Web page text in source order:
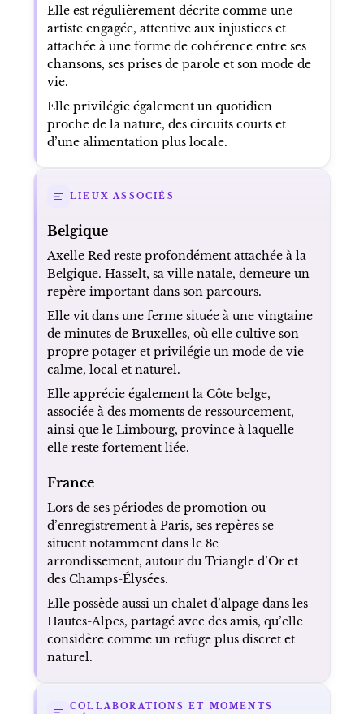
Elle est régulièrement décrite comme une
artiste engagée, attentive aux injustices et
attachée à une forme de cohérence entre ses
chansons, ses prises de parole et son mode de
vie.
Elle privilégie également un quotidien
proche de la nature, des circuits courts et
d’une alimentation plus locale.
LIEUX ASSOCIÉS
Belgique
Axelle Red reste profondément attachée à la
Belgique. Hasselt, sa ville natale, demeure un
repère important dans son parcours.
Elle vit dans une ferme située à une vingtaine
de minutes de Bruxelles, où elle cultive son
propre potager et privilégie un mode de vie
calme, local et naturel.
Elle apprécie également la Côte belge,
associée à des moments de ressourcement,
ainsi que le Limbourg, province à laquelle
elle reste fortement liée.
France
Lors de ses périodes de promotion ou
d’enregistrement à Paris, ses repères se
situent notamment dans le 8e
arrondissement, autour du Triangle d’Or et
des Champs-Élysées.
Elle possède aussi un chalet d’alpage dans les
Hautes-Alpes, partagé avec des amis, qu’elle
considère comme un refuge plus discret et
naturel.
COLLABORATIONS ET MOMENTS